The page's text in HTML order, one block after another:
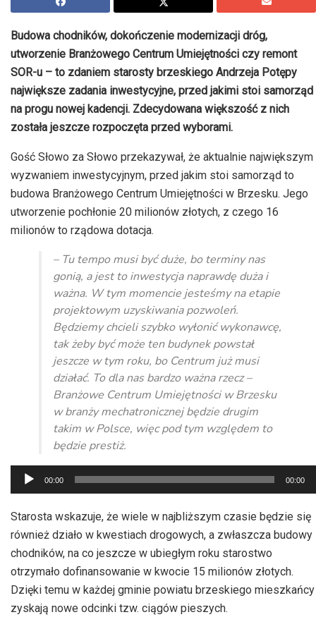
Budowa chodników, dokończenie modernizacji dróg,
utworzenie Branżowego Centrum Umiejętności czy remont
SOR-u – to zdaniem starosty brzeskiego Andrzeja Potępy
największe zadania inwestycyjne, przed jakimi stoi samorząd
na progu nowej kadencji. Zdecydowana większość z nich
została jeszcze rozpoczęta przed wyborami.
Gość Słowo za Słowo przekazywał, że aktualnie największym
wyzwaniem inwestycyjnym, przed jakim stoi samorząd to
budowa Branżowego Centrum Umiejętności w Brzesku. Jego
utworzenie pochłonie 20 milionów złotych, z czego 16
milionów to rządowa dotacja.
– Tu tempo musi być duże, bo terminy nas
gonią, a jest to inwestycja naprawdę duża i
ważna. W tym momencie jesteśmy na etapie
projektowym uzyskiwania pozwoleń.
Będziemy chcieli szybko wyłonić wykonawcę,
tak żeby być może ten budynek powstał
jeszcze w tym roku, bo Centrum już musi
działać. To dla nas bardzo ważna rzecz –
Branżowe Centrum Umiejętności w Brzesku
w branży mechatronicznej będzie drugim
takim w Polsce, więc pod tym względem to
będzie prestiż.
Odtwarzacz
plików
dźwiękowych
00:00 00:00
Starosta wskazuje, że wiele w najbliższym czasie będzie się
również działo w kwestiach drogowych, a zwłaszcza budowy
chodników, na co jeszcze w ubiegłym roku starostwo
otrzymało dofinansowanie w kwocie 15 milionów złotych.
Dzięki temu w każdej gminie powiatu brzeskiego mieszkańcy
zyskają nowe odcinki tzw. ciągów pieszych.